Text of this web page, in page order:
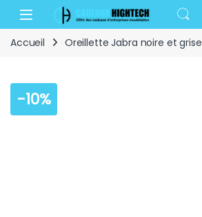
Skip to navigation
Skip to content
Open
Accueil Oreillette Jabra noire et grise
-10%